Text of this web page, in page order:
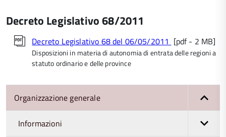
Decreto Legislativo 68/2011
Decreto Legislativo 68 del 06/05/2011 [pdf - 2 MB]
Disposizioni in materia di autonomia di entrata delle regioni a
statuto ordinario e delle province
Organizzazione generale
Informazioni